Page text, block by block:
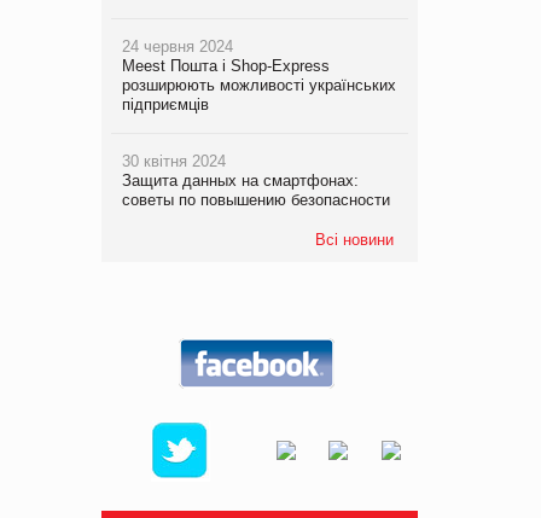
24 червня 2024
Meest Пошта і Shop-Express
розширюють можливості українських
підприємців
30 квітня 2024
Защита данных на смартфонах:
советы по повышению безопасности
Всі новини